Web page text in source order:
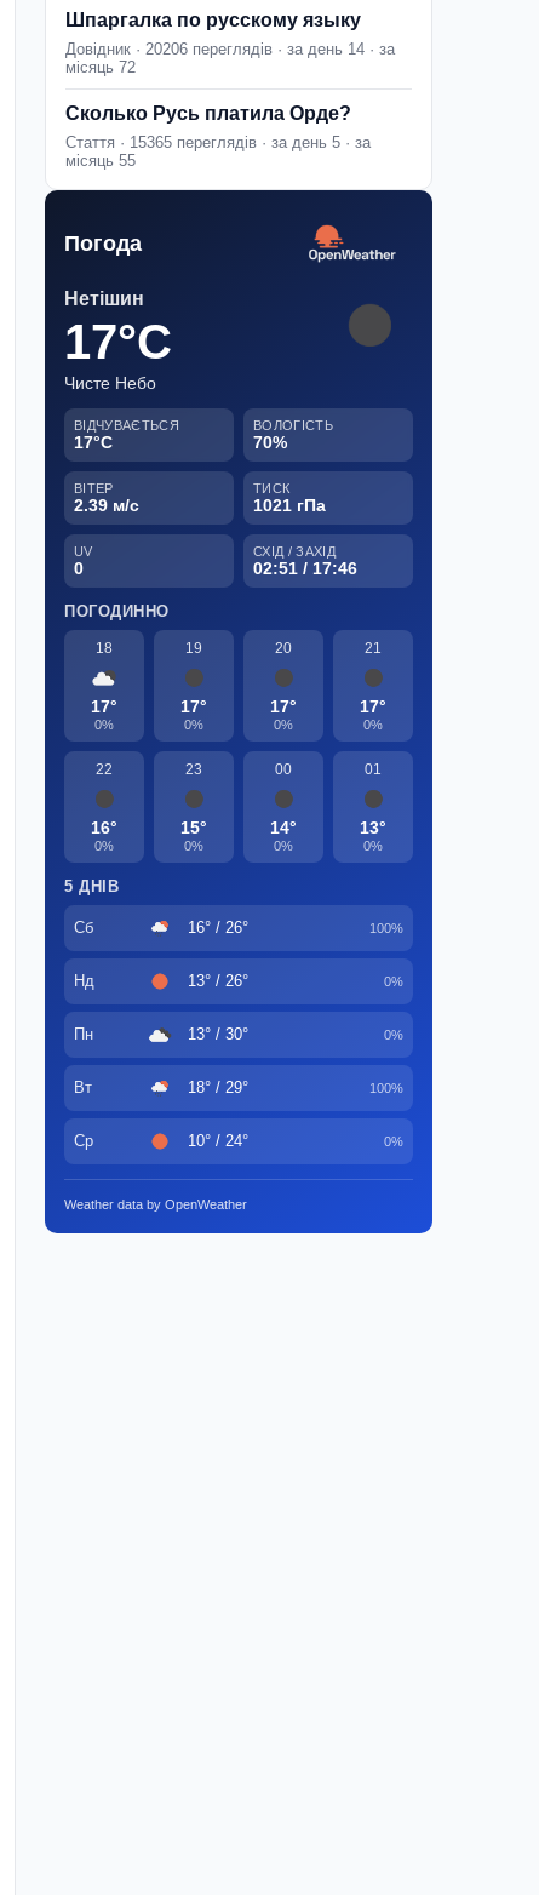
Шпаргалка по русскому языку
Довідник · 20206 переглядів · за день 14 · за
місяць 72
Сколько Русь платила Орде?
Стаття · 15365 переглядів · за день 5 · за
місяць 55
Погода
Нетішин
17°C
Чисте Небо
ВІДЧУВАЄТЬСЯ
17°C
ВОЛОГІСТЬ
70%
ВІТЕР
2.39 м/с
ТИСК
1021 гПа
UV
0
СХІД / ЗАХІД
02:51 / 17:46
ПОГОДИННО
18
17°
0%
19
17°
0%
20
17°
0%
21
17°
0%
22
16°
0%
23
15°
0%
00
14°
0%
01
13°
0%
5 ДНІВ
Сб 16° / 26° 100%
Нд 13° / 26° 0%
Пн 13° / 30° 0%
Вт 18° / 29° 100%
Ср 10° / 24° 0%
Weather data by OpenWeather